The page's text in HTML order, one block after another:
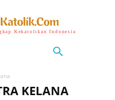
Kekatolikan Indonesia
KELANA